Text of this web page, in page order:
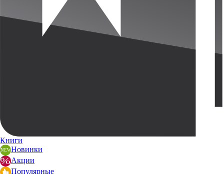
Книги
Новинки
Акции
Популярные